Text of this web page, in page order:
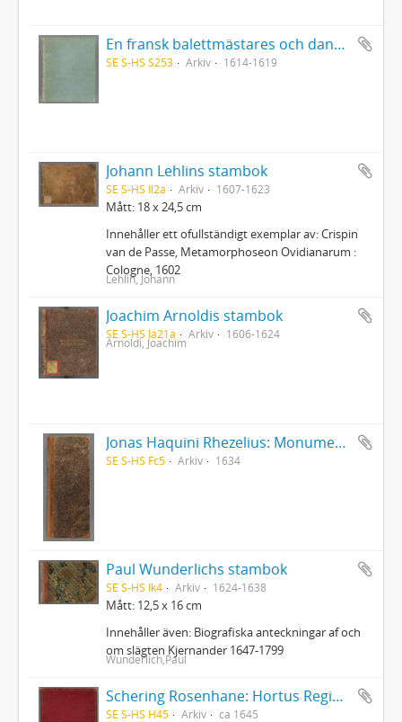
En fransk balettmästares och danslärares i Bruxelles 1614-19 anteckningsbok
SE S-HS S253 Arkiv 1614-1619
Johann Lehlins stambok
SE S-HS Il2a Arkiv 1607-1623
Mått: 18 x 24,5 cm
Innehåller ett ofullständigt exemplar av: Crispin
van de Passe, Metamorphoseon Ovidianarum :
Cologne, 1602
Lehlin, Johann
Joachim Arnoldis stambok
SE S-HS Ia21a Arkiv 1606-1624
Arnoldi, Joachim
Jonas Haquini Rhezelius: Monumenta runica in Ölandia comitatu Regni Sveciæ Gothiaquæ
SE S-HS Fc5 Arkiv 1634
Paul Wunderlichs stambok
SE S-HS Ik4 Arkiv 1624-1638
Mått: 12,5 x 16 cm
Innehåller även: Biografiska anteckningar af och
om slägten Kjernander 1647-1799
Wunderlich,Paul
Schering Rosenhane: Hortus Regius - Drottning Christinas stamträd med emblemata politica
SE S-HS H45 Arkiv ca 1645